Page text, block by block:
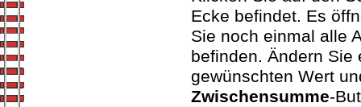
Ecke befindet. Es
Sie noch einmal alle
befinden. Ändern Sie
gewünschten Wert
Zwischensumme-